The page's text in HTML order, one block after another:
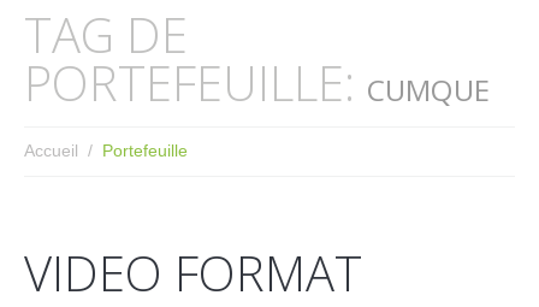
TAG DE
PORTEFEUILLE: CUMQUE
Accueil Portefeuille
VIDEO FORMAT